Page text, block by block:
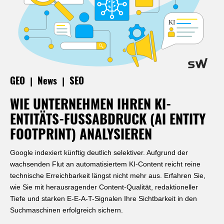
GEO News SEO
WIE UNTERNEHMEN IHREN KI-
ENTITÄTS-FUSSABDRUCK (AI ENTITY F
OOTPRINT) ANALYSIEREN
Google indexiert künftig deutlich selektiver. Aufgrund der
wachsenden Flut an automatisiertem KI-Content reicht reine
technische Erreichbarkeit längst nicht mehr aus. Erfahren Sie,
wie Sie mit herausragender Content-Qualität, redaktioneller
Tiefe und starken E-E-A-T-Signalen Ihre Sichtbarkeit in den
Suchmaschinen erfolgreich sichern.